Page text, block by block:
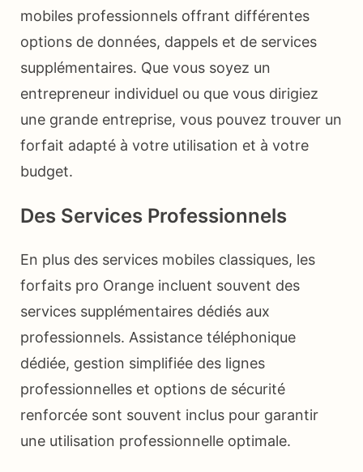
mobiles professionnels offrant différentes
options de données, dappels et de services
supplémentaires. Que vous soyez un
entrepreneur individuel ou que vous dirigiez
une grande entreprise, vous pouvez trouver un
forfait adapté à votre utilisation et à votre
budget.
Des Services Professionnels
En plus des services mobiles classiques, les
forfaits pro Orange incluent souvent des
services supplémentaires dédiés aux
professionnels. Assistance téléphonique
dédiée, gestion simplifiée des lignes
professionnelles et options de sécurité
renforcée sont souvent inclus pour garantir
une utilisation professionnelle optimale.